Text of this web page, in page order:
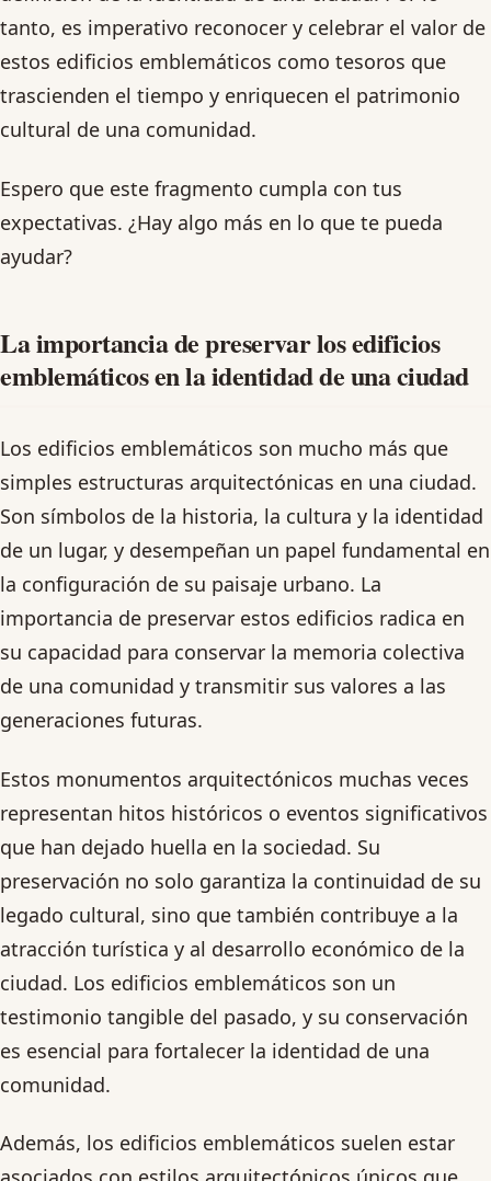
tanto, es imperativo reconocer y celebrar el valor de
estos edificios emblemáticos como tesoros que
trascienden el tiempo y enriquecen el patrimonio
cultural de una comunidad.
Espero que este fragmento cumpla con tus
expectativas. ¿Hay algo más en lo que te pueda
ayudar?
La importancia de preservar los edificios
emblemáticos en la identidad de una ciudad
Los edificios emblemáticos son mucho más que
simples estructuras arquitectónicas en una ciudad.
Son símbolos de la historia, la cultura y la identidad
de un lugar, y desempeñan un papel fundamental en
la configuración de su paisaje urbano. La
importancia de preservar estos edificios radica en
su capacidad para conservar la memoria colectiva
de una comunidad y transmitir sus valores a las
generaciones futuras.
Estos monumentos arquitectónicos muchas veces
representan hitos históricos o eventos significativos
que han dejado huella en la sociedad. Su
preservación no solo garantiza la continuidad de su
legado cultural, sino que también contribuye a la
atracción turística y al desarrollo económico de la
ciudad. Los edificios emblemáticos son un
testimonio tangible del pasado, y su conservación
es esencial para fortalecer la identidad de una
comunidad.
Además, los edificios emblemáticos suelen estar